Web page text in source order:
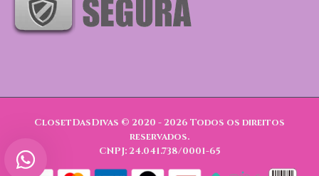
ClosetDasDivas © 2020 - 2026 Todos os direitos
reservados.
CNPJ: 24.041.738/0001-65